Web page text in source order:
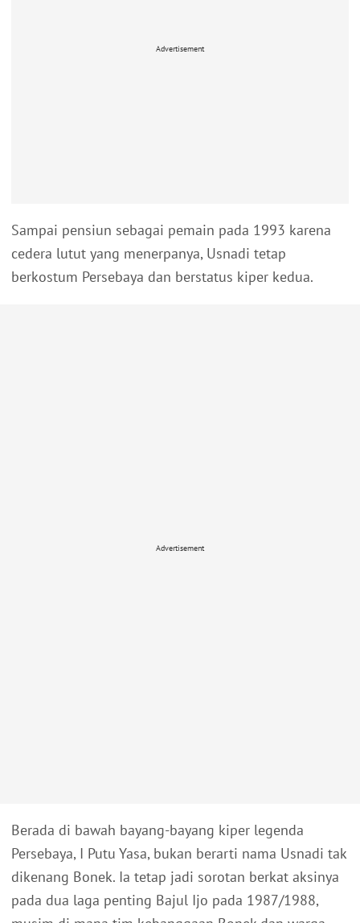
Advertisement
Sampai pensiun sebagai pemain pada 1993 karena
cedera lutut yang menerpanya, Usnadi tetap
berkostum Persebaya dan berstatus kiper kedua.
Advertisement
Berada di bawah bayang-bayang kiper legenda
Persebaya, I Putu Yasa, bukan berarti nama Usnadi tak
dikenang Bonek. Ia tetap jadi sorotan berkat aksinya
pada dua laga penting Bajul Ijo pada 1987/1988,